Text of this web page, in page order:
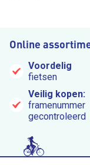
Online
Voordelig
fietsen
Veilig kopen:
framenummer
gecontroleerd